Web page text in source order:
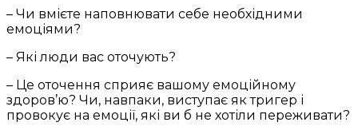
– Чи вмієте наповнювати себе необхідними
емоціями?
– Які люди вас оточують?
– Це оточення сприяє вашому емоційному
здоров’ю? Чи, навпаки, виступає як тригер і
провокує на емоції, які ви б не хотіли переживати?